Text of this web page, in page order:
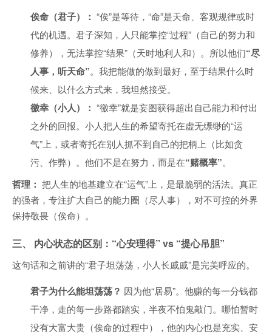
俟命（君子）： “俟”是等待，“命”是天命、客观规律或时
代的机遇。君子深知，人只能掌控“过程”（自己的努力和
修养），无法掌控“结果”（天时地利人和）。所以他们“尽
人事，听天命”。我把能做的做到最好，至于结果什么时
候来、以什么方式来，我坦然接受。
徼幸（小人）： “徼幸”就是妄图获得超出自己能力和付出
之外的回报。小人把人生的希望寄托在虚无缥缈的“运
气”上，或者寄托在别人抓不到自己的把柄上（比如贪
污、作弊）。他们不是在努力，而是在“赌概率”。
哲理： 把人生的地基建立在“运气”上，是最脆弱的活法。真正
的强者，专注扩大自己的能力圈（尽人事），对不可控的外界
保持敬畏（俟命）。
三、 内心状态的区别：“心安理得” vs “提心吊胆”
这句话和之前讲的“君子坦荡荡，小人长戚戚”是完美呼应的。
君子为什么能坦荡荡？ 因为他“居易”。他赚的每一分钱都
干净，走的每一步路都踏实，半夜不怕鬼敲门。哪怕暂时
没有大富大贵（俟命的过程中），他的内心也是充实、安